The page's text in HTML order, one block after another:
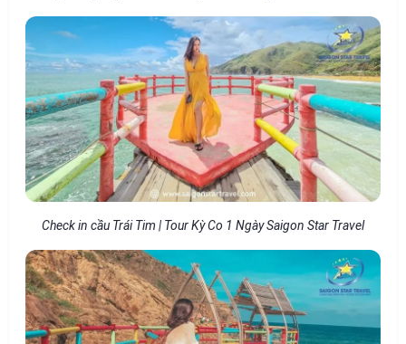
Check in cầu Trái Tim | Tour Kỳ Co 1 Ngày Saigon Star Travel